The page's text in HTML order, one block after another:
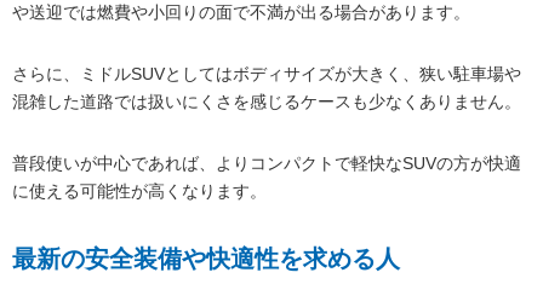
や送迎では燃費や小回りの面で不満が出る場合があります。
さらに、ミドルSUVとしてはボディサイズが大きく、狭い駐車場や
混雑した道路では扱いにくさを感じるケースも少なくありません。
普段使いが中心であれば、よりコンパクトで軽快なSUVの方が快適
に使える可能性が高くなります。
最新の安全装備や快適性を求める人